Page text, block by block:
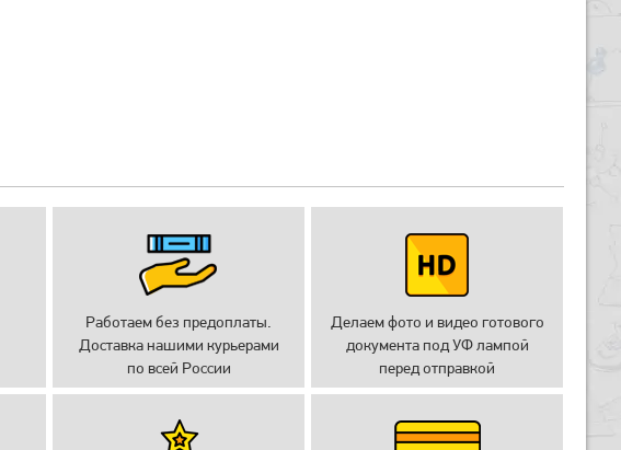
Работаем без предоплаты.
Доставка нашими курьерами
по всей России
Делаем фото и видео готового
документа под УФ лампой
перед отправкой